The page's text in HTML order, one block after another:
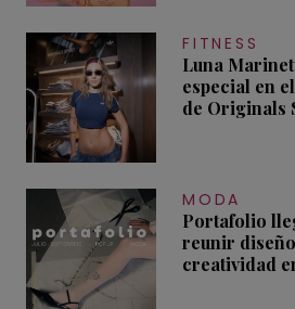
FITNESS
Luna
especial en
de Originals
MODA
Portafolio
reunir
creatividad